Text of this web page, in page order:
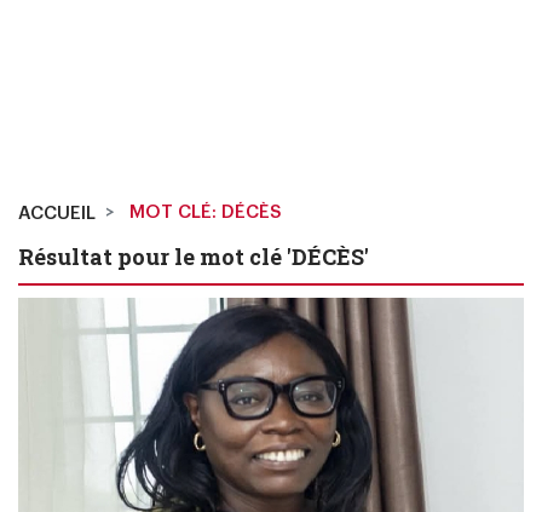
ACCUEIL MOT CLÉ: DÉCÈS
Résultat pour le mot clé 'DÉCÈS'